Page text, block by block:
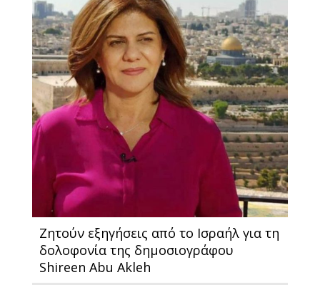
Ζητούν εξηγήσεις από το Ισραήλ για τη
δολοφονία της δημοσιογράφου
Shireen Abu Akleh